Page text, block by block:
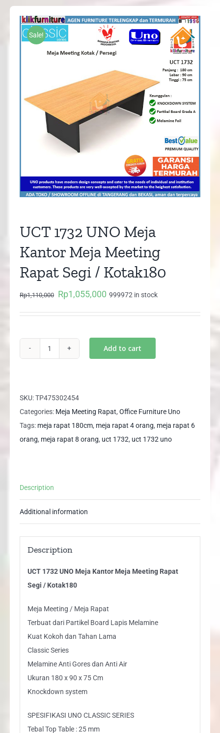
Sale!
UCT 1732 UNO Meja
Kantor Meja Meeting
Rapat Segi / Kotak180
Rp1,110,000
Original
Rp1,055,000 Current
999972 in stock
Meja
Kantor
Meja
Meeting
Kotak180
Add to cart
SKU:TP475302454
Categories: Meja Meeting Rapat, Office Furniture Uno
Tags: meja rapat 180cm, meja rapat 4 orang, meja rapat 6
orang, meja rapat 8 orang, uct 1732, uct 1732 uno
Description
Additional information
Description
UCT 1732 UNO Meja Kantor Meja Meeting Rapat
Segi / Kotak180
Meja Meeting / Meja Rapat
Terbuat dari Partikel Board Lapis Melamine
Kuat Kokoh dan Tahan Lama
Classic Series
Melamine Anti Gores dan Anti Air
Ukuran 180 x 90 x 75 Cm
Knockdown system
SPESIFIKASI UNO CLASSIC SERIES
Tebal Top Table : 25 mm